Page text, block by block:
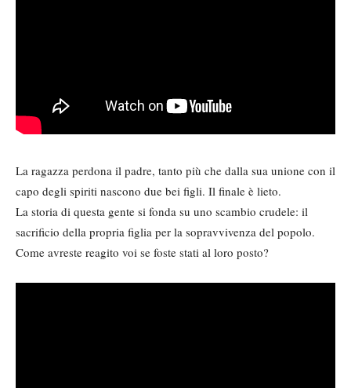
La ragazza perdona il padre, tanto più che dalla sua unione con il
capo degli spiriti nascono due bei figli. Il finale è lieto.
La storia di questa gente si fonda su uno scambio crudele: il
sacrificio della propria figlia per la sopravvivenza del popolo.
Come avreste reagito voi se foste stati al loro posto?